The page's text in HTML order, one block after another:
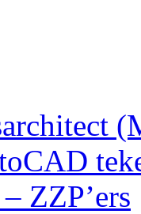
ZZP’ers